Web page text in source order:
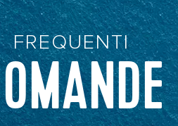
FREQUENTI